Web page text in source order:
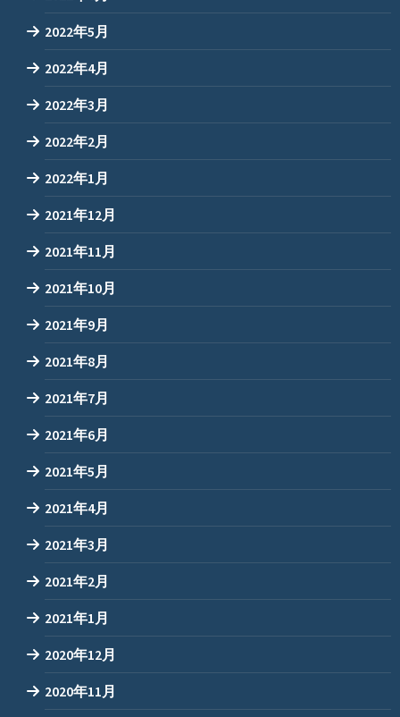
2022年5月
2022年4月
2022年3月
2022年2月
2022年1月
2021年12月
2021年11月
2021年10月
2021年9月
2021年8月
2021年7月
2021年6月
2021年5月
2021年4月
2021年3月
2021年2月
2021年1月
2020年12月
2020年11月